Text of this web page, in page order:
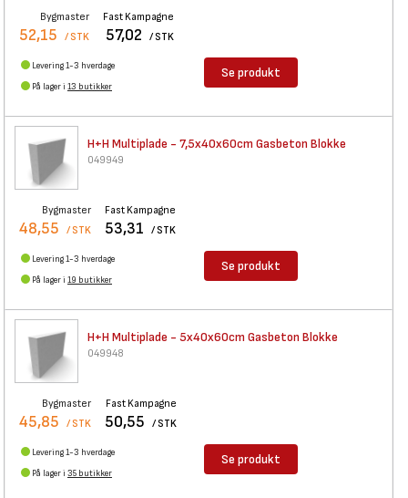
Bygmaster
52,15 / STK
Fast Kampagne
57,02 / STK
Levering 1-3 hverdage
På lager i 13 butikker
Se produkt
H+H Multiplade - 7,5x40x60cm Gasbeton Blokke
049949
Bygmaster
48,55 / STK
Fast Kampagne
53,31 / STK
Levering 1-3 hverdage
På lager i 19 butikker
Se produkt
H+H Multiplade - 5x40x60cm Gasbeton Blokke
049948
Bygmaster
45,85 / STK
Fast Kampagne
50,55 / STK
Levering 1-3 hverdage
På lager i 35 butikker
Se produkt